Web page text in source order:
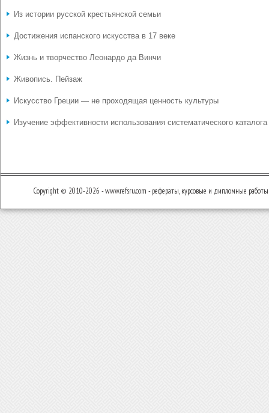
Из истории русской крестьянской семьи
Достижения испанского искусства в 17 веке
Жизнь и творчество Леонардо да Винчи
Живопись. Пейзаж
Искусство Греции — не проходящая ценность культуры
Изучение эффективности использования систематического каталога
Copyright © 2010-2026 - www.refsru.com - рефераты, курсовые и дипломные работы